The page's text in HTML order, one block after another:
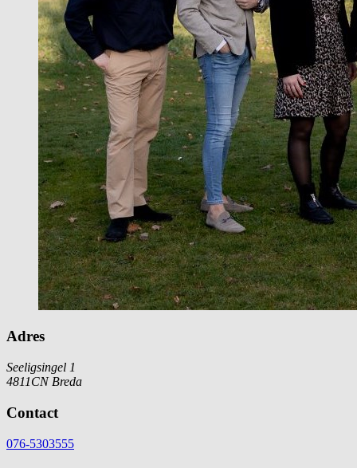
Adres
Seeligsingel 1
4811CN Breda
Contact
076-5303555